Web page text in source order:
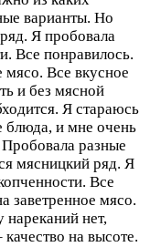
варианты. Но
Я пробовала
Все понравилось.
мясо. Все вкусное
и без мясной
Я стараюсь
блюда, и мне очень
разные
мясницкий ряд. Я
Все
заветренное мясо.
нареканий нет,
на высоте.